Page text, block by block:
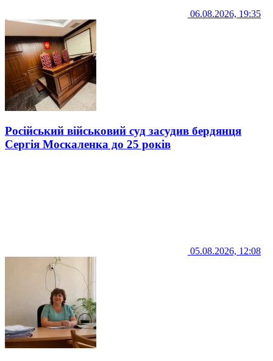
06.08.2026, 19:35
Російський військовий суд засудив бердянця
Сергія Москаленка до 25 років
05.08.2026, 12:08